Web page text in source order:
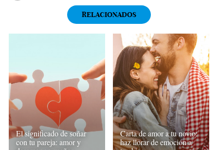
RELACIONADOS
El significado de soñar
con tu pareja: amor y
Carta de amor a tu novio:
haz llorar de emoción a